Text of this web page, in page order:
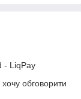
- LiqPay
обговорити